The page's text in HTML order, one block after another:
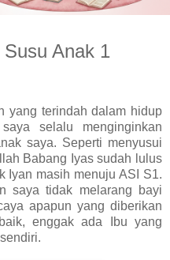
Anak 1
yang terindah dalam hidup
selalu menginginkan
saya. Seperti menyusui
Babang Iyas sudah lulus
Iyan masih menuju ASI S1.
saya tidak melarang bayi
apapun yang diberikan
enggak ada Ibu yang